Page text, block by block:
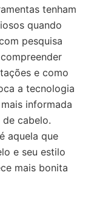
tenham
quando
pesquisa
e como
a tecnologia
informada
cabelo.
aquela que
e seu estilo
mais bonita